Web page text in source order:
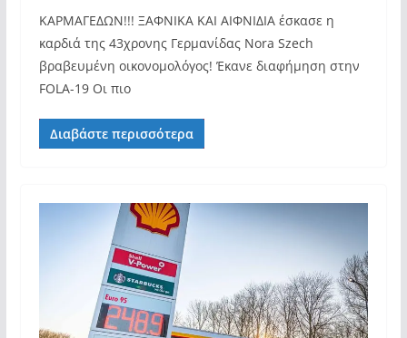
ΚΑΡΜΑΓΕΔΩΝ!!! ΞΑΦΝΙΚΑ ΚΑΙ ΑΙΦΝΙΔΙΑ έσκασε η
καρδιά της 43χρονης Γερμανίδας Nora Szech
βραβευμένη οικονομολόγος! Έκανε διαφήμηση στην
FOLA-19 Οι πιο
Διαβάστε περισσότερα